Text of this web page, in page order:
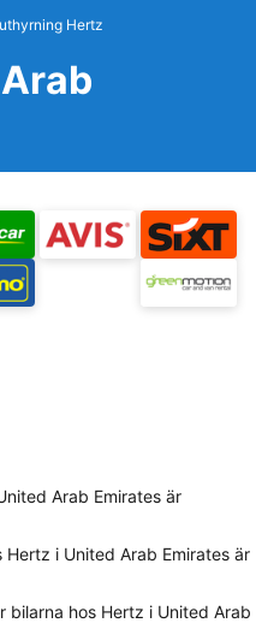
Hertz
Arab Emirates är
i United Arab Emirates är
bilarna hos Hertz i United Arab